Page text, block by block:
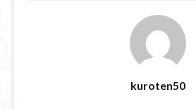
kuroten50